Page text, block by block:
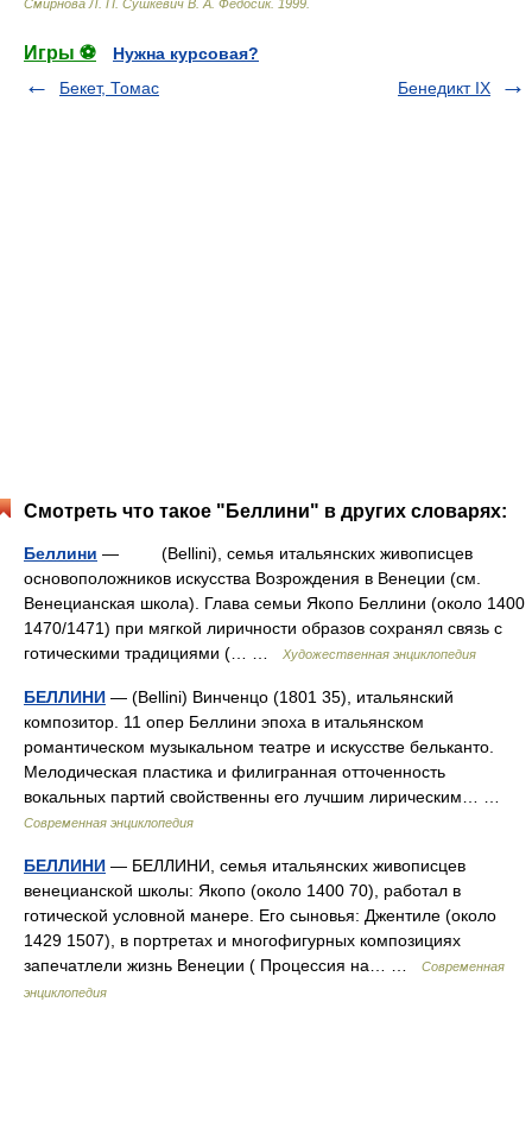
Смирнова Л. П. Сушкевич В. А. Федосик. 1999
Игры ⚽
Нужна курсовая?
Бекет, Томас
Бенедикт IX
Смотреть что такое "Беллини" в других словарях:
Беллини — (Bellini), семья итальянских живописцев
основоположников искусства Возрождения в Венеции (см.
Венецианская школа). Глава семьи Якопо Беллини (около 1400
1470/1471) при мягкой лиричности образов сохранял связь с
готическими традициями (… …
Художественная энциклопедия
БЕЛЛИНИ — (Bellini) Винченцо (1801 35), итальянский
композитор. 11 опер Беллини эпоха в итальянском
романтическом музыкальном театре и искусстве бельканто.
Мелодическая пластика и филигранная отточенность
вокальных партий свойственны его лучшим лирическим… …
Современная энциклопедия
БЕЛЛИНИ — БЕЛЛИНИ, семья итальянских живописцев
венецианской школы: Якопо (около 1400 70), работал в
готической условной манере. Его сыновья: Джентиле (около
1429 1507), в портретах и многофигурных композициях
запечатлели жизнь Венеции ( Процессия на… …
Современная
энциклопедия